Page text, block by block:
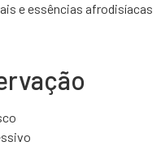
e essências afrodisíacas